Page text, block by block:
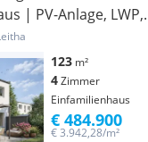
| PV-Anlage, LWP,
123 m²
4Zimmer
Einfamilienhaus
€ 3.942,28/m²
€ 484.900